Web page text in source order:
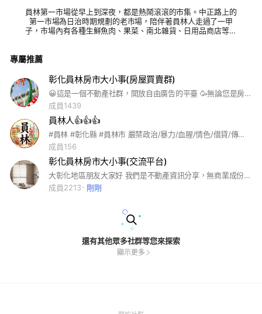
員林第一市場從早上到深夜，都是熱鬧滾滾的市集。中正路上的
第一市場為日治時期規劃的老市場，陪伴著員林人走過了一甲
子，市場內有各種生鮮魚肉、果菜、南北雜貨、日用品商店等，
市場的小吃攤有素食、小籠包、蒸餃、滷味、東山鴨頭、鱟殼炒
熱飲……等，多元小吃吸引各種年齡層次的顧客，帶動第一市場
的活絡。每當晚餐至宵夜時刻，只見週邊車水馬龍，人潮擁擠穿
梭在各個攤位上，品嚐各式小吃，是員林市街中心入夜後最熱鬧
的地方。 市場辦公室048320332
專屬推薦
彰化員林房市大小事(房屋買賣群)
😀這是一個不動產社群，開放自由廣告的平臺 🥳無論您是房仲業者，建商代銷，屋主自售，都歡迎您在群組裡廣告刊登（完全免費） 🥰買房新手或有不動產交易相關資識歡迎到社群交流
成員1439
員林人👍👍👍
#員林 #彰化縣 #員林市 嚴禁政治/暴力/血腥/情色/借貸/傳銷/不實/漫罵/恐嚇 違者必刪 嚴重必踢 管理員有權得不經告知 刪文或強制退群
成員156
彰化員林房市大小事(交流平台)
大彰化地區朋友大家好 我們是不動產資訊分享，無商業成份，單純分享😃😃😃😃😃 現在的房子很貴，怎麼選擇才是我們的夢想好屋呢？👍👍👍👍👍 讓我們在這裡一起努力學習，歡迎大家分享 #不動產學習#購屋學習#不動產投資分享#買賣不動產常識與知識分享#裝修分享#老房子分享
成員2213
剛剛
還有其他眾多社群等您來探索
顯示更多